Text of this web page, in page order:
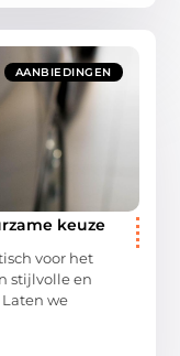
AANBIEDINGEN
keuze
voor het
stijlvolle en
we